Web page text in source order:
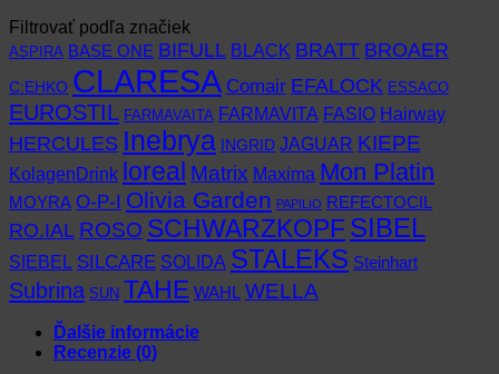
Filtrovať podľa značiek
ASPIRA BASE ONE BIFULL BLACK BRATT BROAER
C:EHKO CLARESA Comair EFALOCK ESSACO
EUROSTIL FARMAVAITA FARMAVITA FASIO Hairway
HERCULES Inebrya INGRID JAGUAR KIEPE
KolagenDrink loreal Matrix Maxima Mon Platin
MOYRA O-P-I Olivia Garden PAPILIO REFECTOCIL
RO.IAL ROSO SCHWARZKOPF SIBEL
SIEBEL SILCARE SOLIDA STALEKS Steinhart
Subrina SUN TAHE WAHL WELLA
Ďalšie informácie
Recenzie (0)